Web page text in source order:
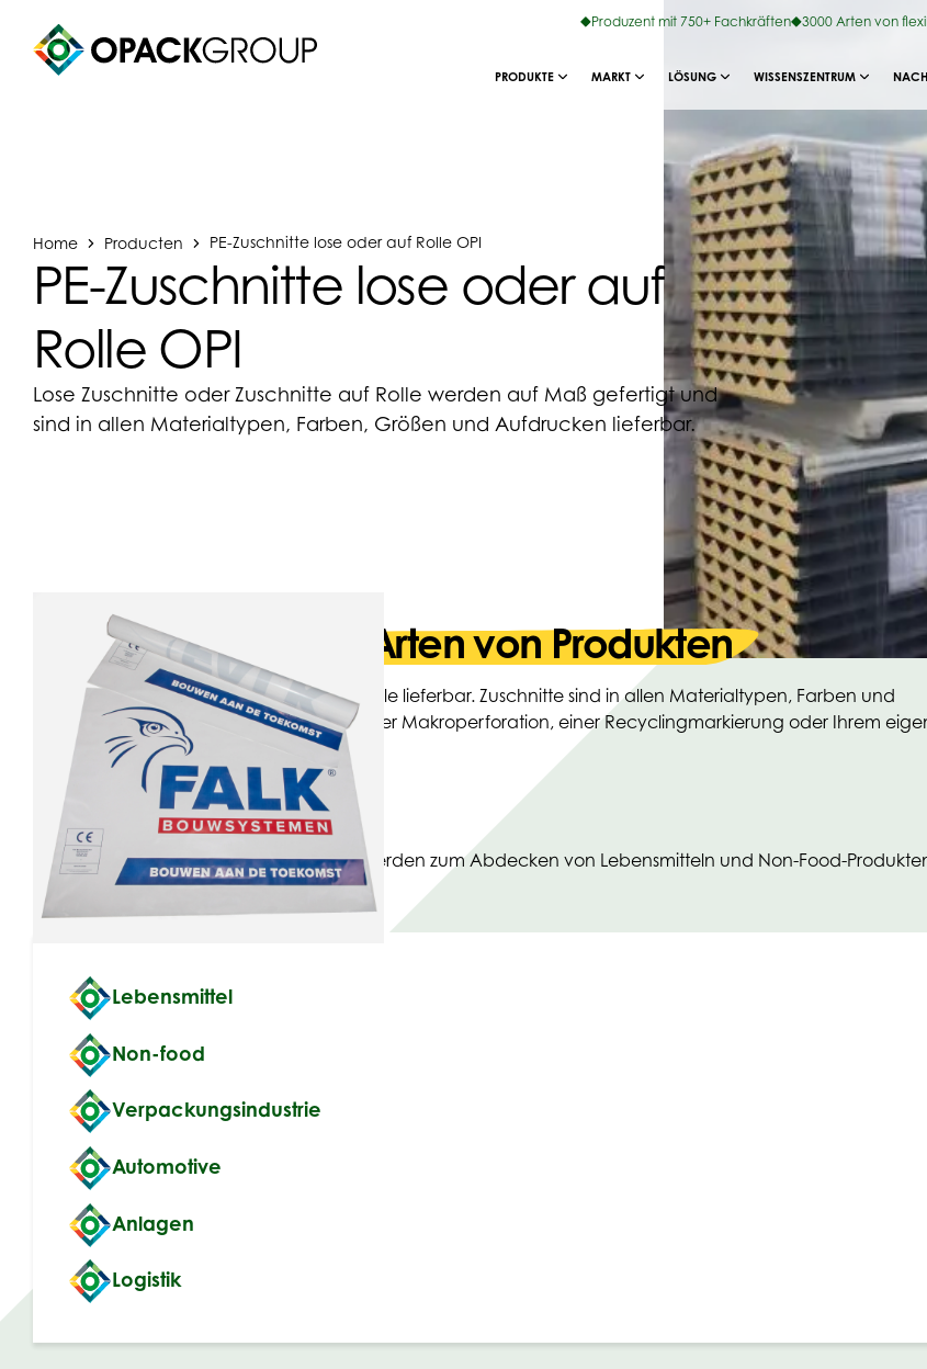
Produzent mit 750+ Fachkräften 3000 Arten von
PRODUKTE MARKT LÖSUNG WISSENSZENTRUM
Home Producten PE-Zuschnitte lose oder auf Rolle OPI
PE-Zuschnitte lose oder auf
Rolle OPI
Lose Zuschnitte oder Zuschnitte auf Rolle werden auf Maß gefertigt und
sind in allen Materialtypen, Farben, Größen und Aufdrucken lieferbar.
Geeignet für alle Arten von Produkten
Zuschnitte sind lose, verblockt oder auf Rolle lieferbar. Zuschnitte sind in allen Materialtypen, Farben und
Größen lieferbar. Sie können mit Mikro- oder Makroperforation, einer Recyclingmarkierung oder Ihrem
Aufdruck versehen werden.
Anwendungen
Zuschnitte sind vielseitig einsetzbar und werden zum Abdecken von Lebensmitteln und Non-Food-
wie Esswaren und Paletten verwendet.
Lebensmittel
Non-food
Verpackungsindustrie
Automotive
Anlagen
Logistik